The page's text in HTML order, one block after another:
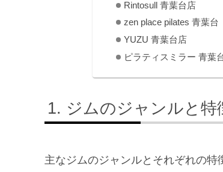
Rintosull 青葉台店
zen place pilates 青葉台
YUZU 青葉台店
ピラティスミラー 青葉
ジムのジャンルと特
主なジムのジャンルとそれぞれの